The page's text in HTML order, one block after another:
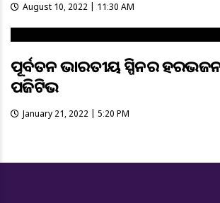
August 10, 2022 | 11:30 AM
ପୂର୍ବତନ ଭାରତୀୟ ସ୍ପିନର
ପଜିଟିଭ
January 21, 2022 | 5:20 PM